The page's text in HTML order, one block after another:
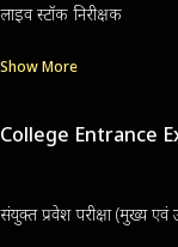
लाइव स्टॉक निरीक्षक
Show More
College Entrance
संयुक्त प्रवेश परीक्षा (मुख्य एवं